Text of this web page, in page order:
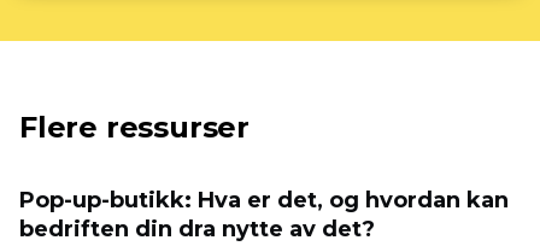
Flere ressurser
Pop-up-butikk: Hva er det, og hvordan kan
bedriften din dra nytte av det?